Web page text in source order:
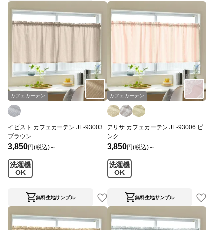
カフェカーテン
イビスト カフェカーテン JE-93003
ブラウン
3,850円(税込)～
洗濯機
OK
無料生地サンプル
カフェカーテン
アリサ カフェカーテン JE-93006 ピ
ンク
3,850円(税込)～
洗濯機
OK
無料生地サンプル